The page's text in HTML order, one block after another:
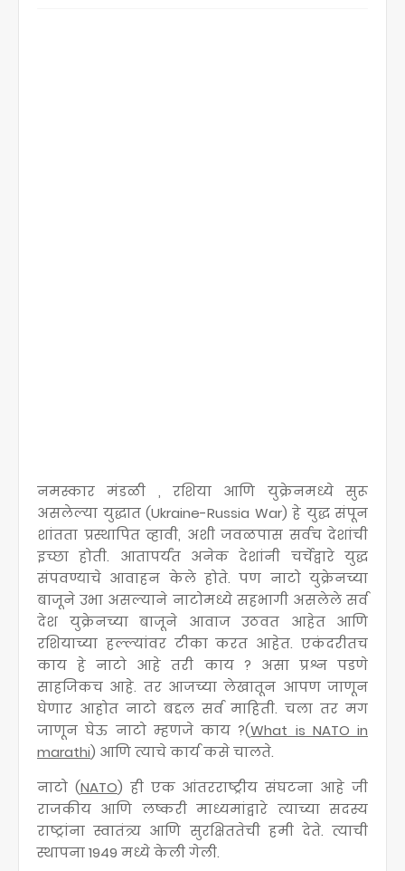
नमस्कार मंडळी , रशिया आणि युक्रेनमध्ये सुरू
असलेल्या युद्धात (Ukraine-Russia War) हे युद्ध संपून
शांतता प्रस्थापित व्हावी, अशी जवळपास सर्वच देशांची
इच्छा होती. आतापर्यंत अनेक देशांनी चर्चेद्वारे युद्ध
संपवण्याचे आवाहन केले होते. पण नाटो युक्रेनच्या
बाजूने उभा असल्याने नाटोमध्ये सहभागी असलेले सर्व
देश युक्रेनच्या बाजूने आवाज उठवत आहेत आणि
रशियाच्या हल्ल्यांवर टीका करत आहेत. एकंदरीतच
काय हे नाटो आहे तरी काय ? असा प्रश्न पडणे
साहजिकच आहे. तर आजच्या लेखातून आपण जाणून
घेणार आहोत नाटो बद्दल सर्व माहिती. चला तर मग
जाणून घेऊ नाटो म्हणजे काय ?(What is NATO in
marathi) आणि त्याचे कार्य कसे चालते.
नाटो (NATO) ही एक आंतरराष्ट्रीय संघटना आहे जी
राजकीय आणि लष्करी माध्यमांद्वारे त्याच्या सदस्य
राष्ट्रांना स्वातंत्र्य आणि सुरक्षिततेची हमी देते. त्याची
स्थापना 1949 मध्ये केली गेली.